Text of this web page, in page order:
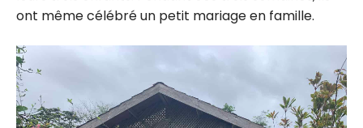
ont même célébré un petit mariage en famille.